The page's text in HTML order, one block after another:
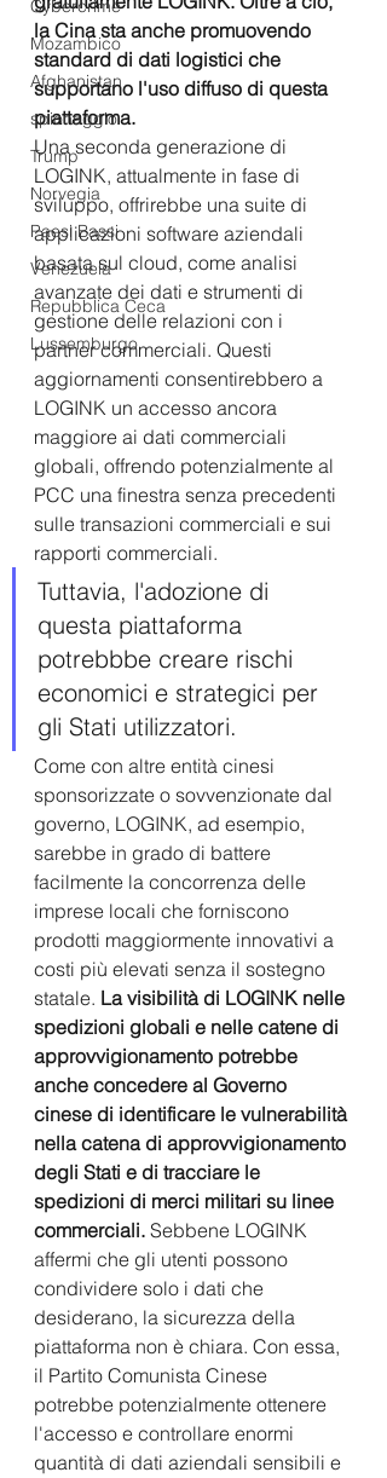
Cybercrime
Mozambico
Afghanistan
spionaggio
Trump
Norvegia
Paesi Bassi
Venezuela
Repubblica Ceca
Lussemburgo
la Cina sta anche promuovendo
standard di dati logistici che
supportano l'uso diffuso di questa
piattaforma.
Una seconda generazione di
LOGINK, attualmente in fase di
sviluppo, offrirebbe una suite di
applicazioni software aziendali
basata sul cloud, come analisi
avanzate dei dati e strumenti di
gestione delle relazioni con i
partner commerciali. Questi
aggiornamenti consentirebbero a
LOGINK un accesso ancora
maggiore ai dati commerciali
globali, offrendo potenzialmente al
PCC una finestra senza precedenti
sulle transazioni commerciali e sui
rapporti commerciali.
Tuttavia, l'adozione di
questa piattaforma
potrebbbe creare rischi
economici e strategici per
gli Stati utilizzatori.
Come con altre entità cinesi
sponsorizzate o sovvenzionate dal
governo, LOGINK, ad esempio,
sarebbe in grado di battere
facilmente la concorrenza delle
imprese locali che forniscono
prodotti maggiormente innovativi a
costi più elevati senza il sostegno
statale. La visibilità di LOGINK nelle
spedizioni globali e nelle catene di
approvvigionamento potrebbe
anche concedere al Governo
cinese di identificare le vulnerabilità
nella catena di approvvigionamento
degli Stati e di tracciare le
spedizioni di merci militari su linee
commerciali. Sebbene LOGINK
affermi che gli utenti possono
condividere solo i dati che
desiderano, la sicurezza della
piattaforma non è chiara. Con essa,
il Partito Comunista Cinese
potrebbe potenzialmente ottenere
l'accesso e controllare enormi
quantità di dati aziendali sensibili e